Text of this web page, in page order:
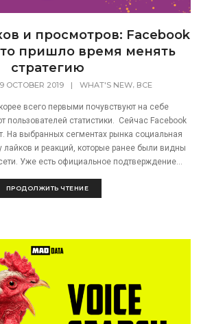
и просмотров: Facebook
пришло время менять
стратегию
OCTOBER 2019 | WHAT'S NEW, ВСЕ
всего первыми почувствуют на себе
пользователей статистики. Сейчас Facebook
На выбранных сегментах рынка социальная
лайков и реакций, которые ранее были видны
Уже есть официальное подтверждение...
ПРОДОЛЖИТЬ ЧТЕНИЕ